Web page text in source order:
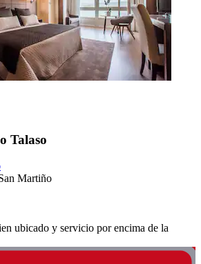
Talaso
Martiño
ubicado y servicio por encima de la